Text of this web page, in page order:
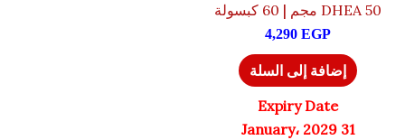
DHEA 50 مجم | 60 كبسولة
4,290EGP
إضافة إلى السلة
Expiry Date
31 January، 2029